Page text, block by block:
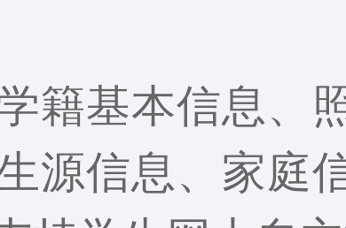
籍基本信息、
源信息、家庭